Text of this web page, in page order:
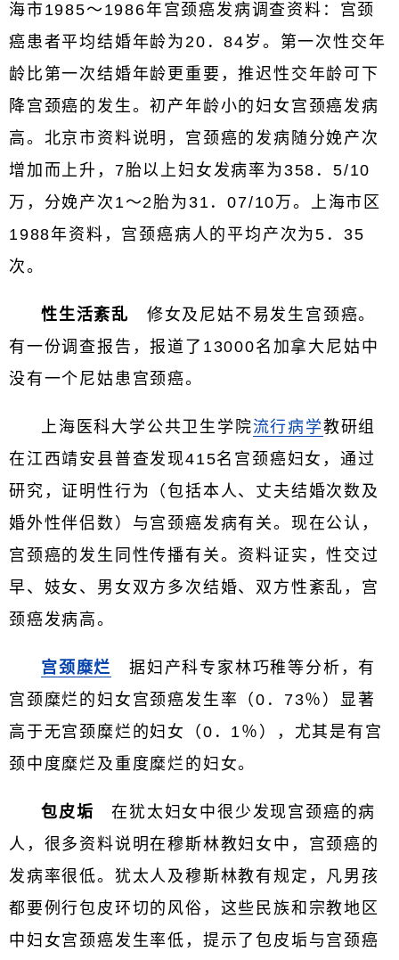
海市1985～1986年宫颈癌发病调查资料：宫颈
癌患者平均结婚年龄为20．84岁。第一次性交年
龄比第一次结婚年龄更重要，推迟性交年龄可下
降宫颈癌的发生。初产年龄小的妇女宫颈癌发病
高。北京市资料说明，宫颈癌的发病随分娩产次
增加而上升，7胎以上妇女发病率为358．5/10
万，分娩产次1～2胎为31．07/10万。上海市区
1988年资料，宫颈癌病人的平均产次为5．35
次。
性生活紊乱 修女及尼姑不易发生宫颈癌。
有一份调查报告，报道了13000名加拿大尼姑中
没有一个尼姑患宫颈癌。
上海医科大学公共卫生学院流行病学教研组
在江西靖安县普查发现415名宫颈癌妇女，通过
研究，证明性行为（包括本人、丈夫结婚次数及
婚外性伴侣数）与宫颈癌发病有关。现在公认，
宫颈癌的发生同性传播有关。资料证实，性交过
早、妓女、男女双方多次结婚、双方性紊乱，宫
颈癌发病高。
宫颈糜烂
据妇产科专家林巧稚等分析，有
宫颈糜烂的妇女宫颈癌发生率（0．73％）显著
高于无宫颈糜烂的妇女（0．1％），尤其是有宫
颈中度糜烂及重度糜烂的妇女。
包皮垢 在犹太妇女中很少发现宫颈癌的病
人，很多资料说明在穆斯林教妇女中，宫颈癌的
发病率很低。犹太人及穆斯林教有规定，凡男孩
都要例行包皮环切的风俗，这些民族和宗教地区
中妇女宫颈癌发生率低，提示了包皮垢与宫颈癌